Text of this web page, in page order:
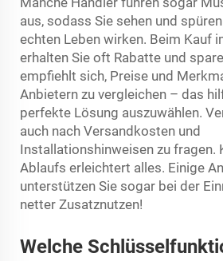
aus, sodass Sie sehen und
echten Leben wirken. Beim Kauf
erhalten Sie oft Rabatte und
empfiehlt sich, Preise und
Anbietern zu vergleichen – das
perfekte Lösung auszuwählen.
auch nach Versandkosten und
Installationshinweisen zu fragen.
Ablaufs erleichtert alles. Einige
unterstützen Sie sogar bei der
netter Zusatznutzen!
Welche